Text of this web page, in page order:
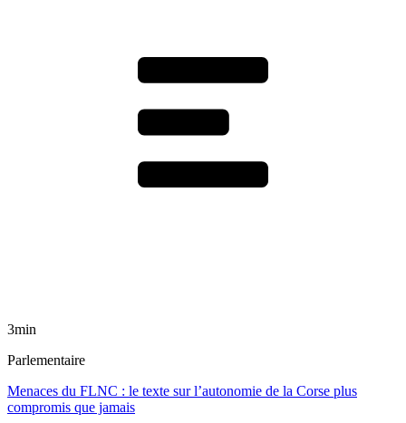
3min
Parlementaire
Menaces du FLNC : le texte sur l’autonomie de la Corse plus
compromis que jamais